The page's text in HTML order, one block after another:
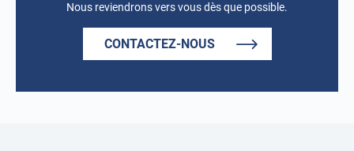
Nous reviendrons vers vous dès que possible.
CONTACTEZ-NOUS